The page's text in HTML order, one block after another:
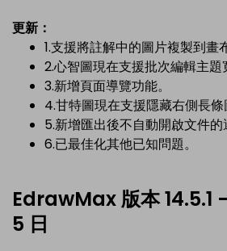
更新：
1.支援將註解中的圖片複製到畫
2.心智圖現在支援批次編輯主題
3.新增頁面導覽功能。
4.甘特圖現在支援隱藏右側長條
5.新增匯出後不自動開啟文件的
6.已最佳化其他已知問題。
EdrawMax 版本 14.5.1
5 日